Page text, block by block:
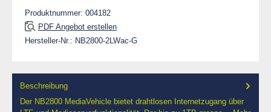
Produktnummer: 004182
PDF Angebot erstellen
Hersteller-Nr.: NB2800-2LWac-G
Beschreibung
Der NB2800 MediaVehicle bietet drahtlosen Internetzugang über